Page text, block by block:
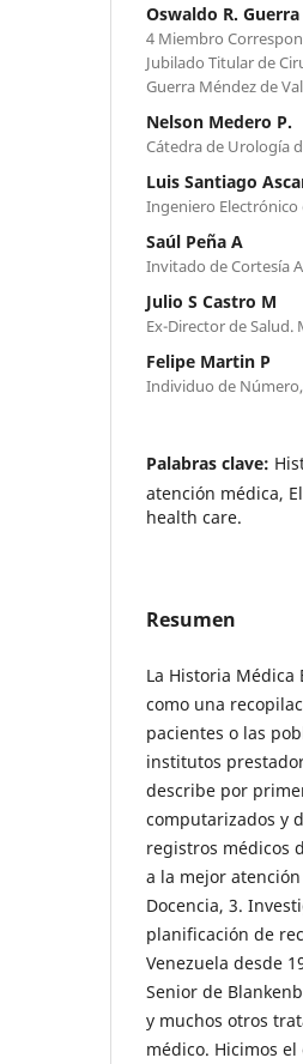
Oswaldo R.
4 Miembro
Jubilado Titular de
Guerra Méndez de
Nelson Medero P.
Cátedra de Urología
Luis Santiago
Ingeniero
Saúl Peña A
Invitado de Cortesía
Julio S Castro M
Ex-Director de Salud.
Felipe Martin P
Individuo de
Palabras clave:
atención médica,
health care.
Resumen
La Historia
como una
pacientes o las
institutos
describe por
computarizados y
registros médicos
a la mejor
Docencia, 3.
planificación de
Venezuela desde
Senior de
y muchos otros
médico. Hicimos